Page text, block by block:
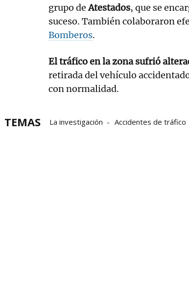
grupo deAtestados, que se
suceso. También colaboraron
Bomberos.
El tráfico en la zona sufrió
retirada del vehículo
con normalidad.
TEMAS La investigación Accidentes de tráfico